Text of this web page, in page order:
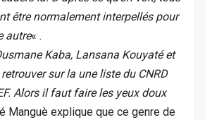
être normalement interpellés pour
autre« .
Kaba, Lansana Kouyaté et
sur la une liste du CNRD
Alors il faut faire les yeux doux
Manguè explique que ce genre de